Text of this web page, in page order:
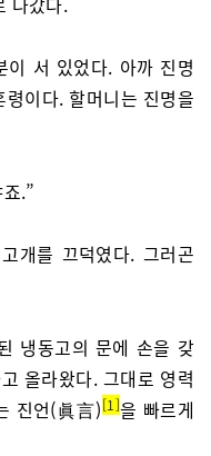
서 있었다. 아까 진명
이다. 할머니는 진명을
.”
개를 끄덕였다. 그러곤
냉동고의 문에 손을 갖
올라왔다. 그대로 영력
진언(眞言) 1 을 빠르게